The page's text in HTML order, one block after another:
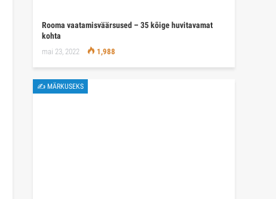
Rooma vaatamisväärsused – 35 kõige huvitavamat
kohta
mai 23, 2022 1,988
✍ MÄRKUSEKS